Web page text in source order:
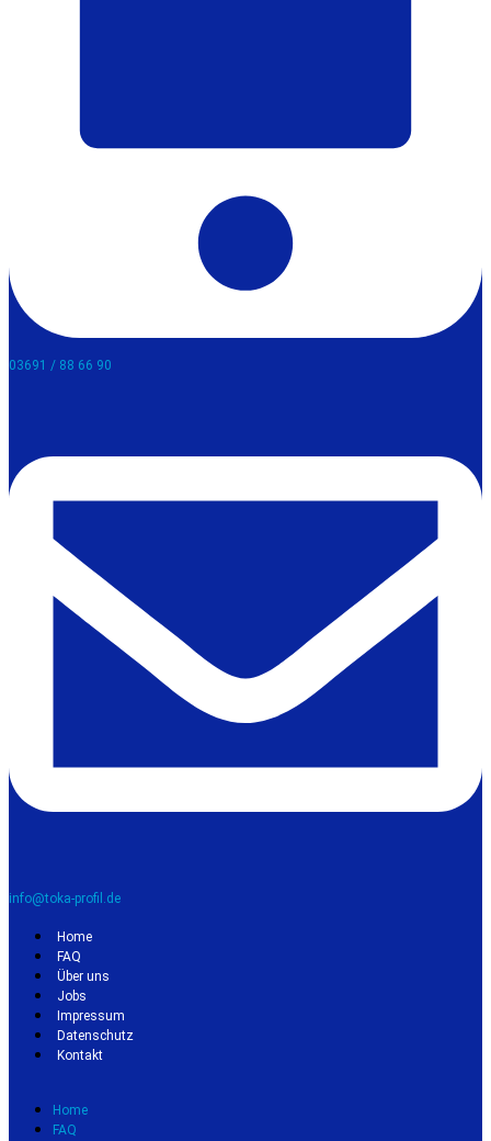
03691 / 88 66 90​
info@toka-profil.de
Home
FAQ
Über uns
Jobs
Impressum
Datenschutz
Kontakt
Home
FAQ